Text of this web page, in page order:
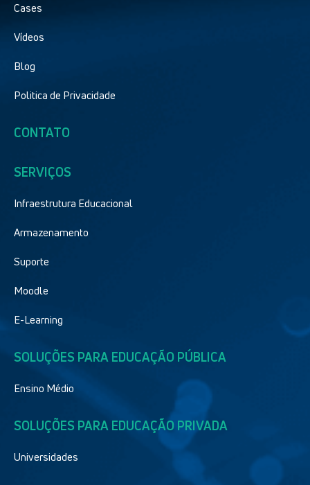
Cases
Vídeos
Blog
Politica de Privacidade
CONTATO
SERVIÇOS
Infraestrutura Educacional
Armazenamento
Suporte
Moodle
E-Learning
SOLUÇÕES PARA EDUCAÇÃO PÚBLICA
Ensino Médio
SOLUÇÕES PARA EDUCAÇÃO PRIVADA
Universidades